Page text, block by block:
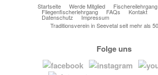
Startseite Werde Mitglied Fischereilehrgang
Fliegenfischerlehrgang FAQs Kontakt
Datenschutz
Impressum
Traditionsverein in Seevetal seit mehr als
Folge uns